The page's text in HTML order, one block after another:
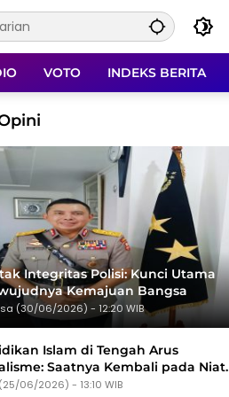
VOTO INDEKS BERITA
Integritas Polisi: Kunci Utama
Kemajuan Bangsa
(30/06/2026) - 12:20 WIB
Islam di Tengah Arus
Saatnya Kembali pada Niat
06/2026) - 13:10 WIB